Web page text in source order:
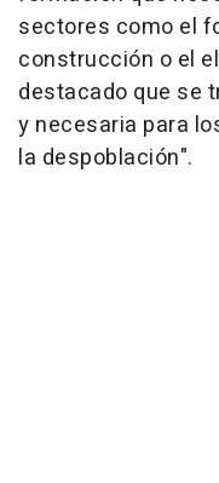
sectores como el
construcción o el
destacado que se
y necesaria para
la despoblación".